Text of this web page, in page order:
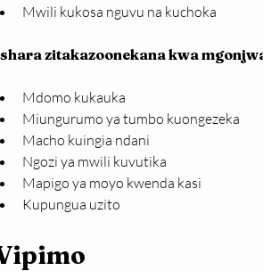
Mwili kukosa nguvu na kuchoka
zitakazoonekana kwa
Mdomo kukauka
Miungurumo ya tumbo kuongezeka
Macho kuingia ndani
Ngozi ya mwili kuvutika
Mapigo ya moyo kwenda kasi
Kupungua uzito